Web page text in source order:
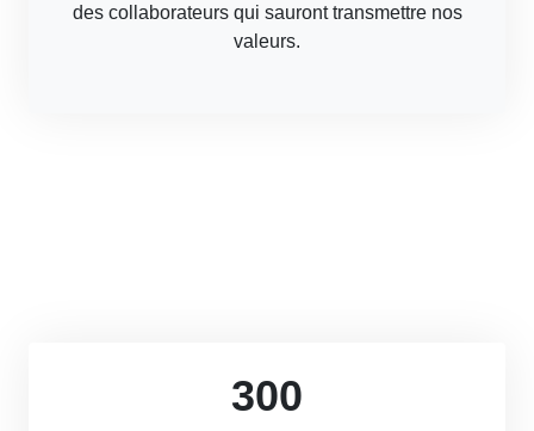
des collaborateurs qui sauront transmettre nos
valeurs.
300